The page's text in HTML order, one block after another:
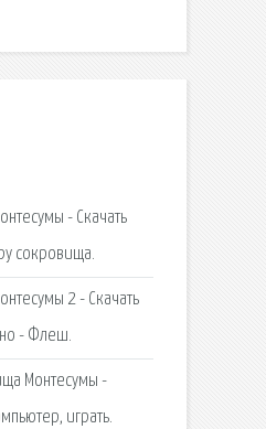
- Скачать
сокровища.
2 - Скачать
- Флеш.
Монтесумы -
играть.